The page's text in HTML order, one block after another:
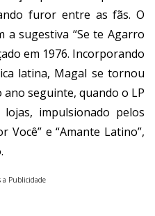
furor entre as fãs. O
a sugestiva “Se te Agarro
em 1976. Incorporando
latina, Magal se tornou
seguinte, quando o LP
lojas, impulsionado pelos
Você” e “Amante Latino”,
a Publicidade